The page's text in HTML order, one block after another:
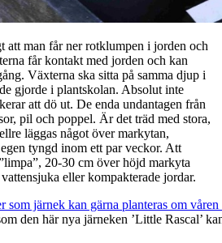
att man får ner rotklumpen i jorden och
får kontakt med jorden och kan
Växterna ska sitta på samma djup i
gjorde i plantskolan. Absolut inte
att dö ut. De enda undantagen från
pil och poppel. Är det träd med stora,
läggas något över markytan,
tyngd inom ett par veckor. Att
20-30 cm över höjd markyta
eller kompakterade jordar.
den här nya järneken ’Little Rascal’